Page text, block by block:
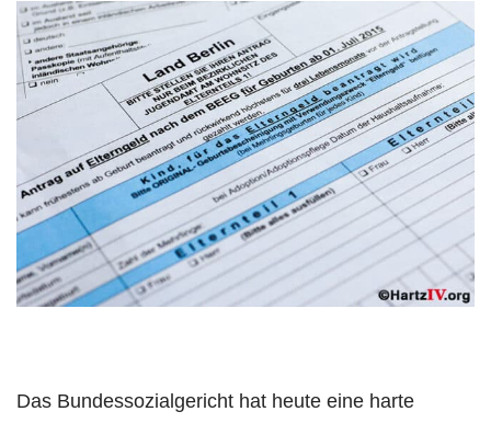
Das Bundessozialgericht hat heute eine harte